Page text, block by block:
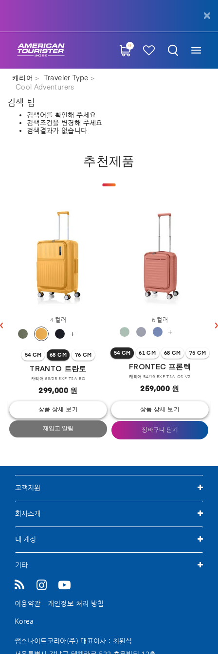
0
캐리어
Traveler Type
Cool Adventurers
검색 팁
검색어를 확인해 주세요
검색조건을 변경해 주세요
검색결과가 없습니다.
추천제품
4 컬러
+
54 CM 68 CM 76 CM
TRANTO 트란토
캐리어 68/25 EXP TSA BO
299,000 원
상품 상세 보기
재입고 알림
6 컬러
+
54 CM 61 CM 68 CM 75 CM
FRONTEC 프론텍
캐리어 54/19 EXP TSA OS V2
259,000 원
상품 상세 보기
장바구니 담기
고객지원
회사소개
내 계정
기타
이용약관 개인정보 처리 방침
Korea
쌤소나이트코리아(주) 대표이사 : 최원식